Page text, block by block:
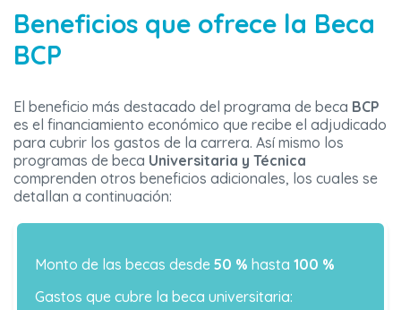
Beneficios que ofrece la Beca
BCP
El beneficio más destacado del programa de beca BCP
es el financiamiento económico que recibe el adjudicado
para cubrir los gastos de la carrera. Así mismo los
programas de beca Universitaria y Técnica
comprenden otros beneficios adicionales, los cuales se
detallan a continuación:
Monto de las becas desde 50 % hasta 100 %
Gastos que cubre la beca universitaria: